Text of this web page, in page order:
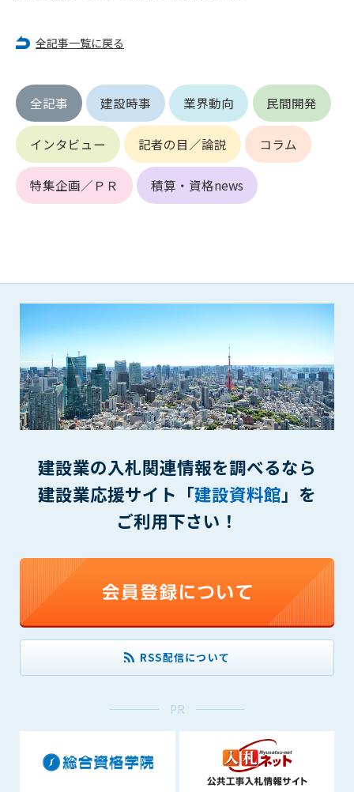
全記事一覧に戻る
全記事 建設時事 業界動向 民間開発
インタビュー 記者の目／論説 コラム
特集企画／ＰＲ 積算・資格news
建設業の入札関連情報を調べるなら
建設業応援サイト「建設資料館」を
ご利用下さい！
RSS配信について
PR
第8条（サービスの変更・中止等）
できるものとします。これに起因する会員または他の第三者が
被った損害について管理者は､一切の責任をも負わないものと
第9条（会員の個人情報）
会員の氏名、住所、性別、年齢、メールアドレスその他本サー
ビスの提供に関連して管理者が知り得た会員の個人情報（以下
個人情報といいます）について、管理者は、以下の各号に該当
(2) 個々の会員を特定できない統計的な処理をした形式で第三
(3) 第三者および管理者の権利、財産、安全等を保護するため
に必要であると管理者が判断した場合
(4) 法令等により開示を求められた場合
第10条（免責事項）
管理者は、会員が登録した内容が以下に該当する、またはその
恐れのあるものは、会員の承諾なく削除できるものとします。
等（プログラムを含みます）について、その完全性、正確性
を保証もしないものとします。また、当該情報等に起因して
生じた一切の損害に対して、管理者は、何らの責任も負わな
いものとします。
2. 会員は、自己の費用と責任において本サービスを利用するも
問合せ、クレーム、請求等がなされまたは訴訟が提起された
場合、当該会員は、自らの費用と責任においてこれを解決す
るものとし、管理者を一切免責するものとします。
3. 本サービスにおいて掲載されている広告等によって行われる
取引に起因する損害及び広告等が掲載されたこと自体に起因
する損害については一切責任を負いません。
停電や天災等の不可抗力、または保守・点検・加入者の利便性
向上のための設備工事等の為に本サービスの運用を停止するこ
とがあります。運用停止については事前に建設資料館WEB上で
通知申し上げますが、緊急時はその限りではありません。